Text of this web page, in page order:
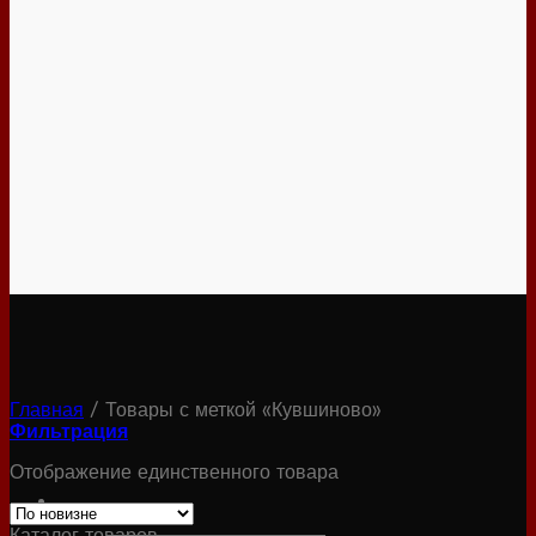
Главная / Товары с меткой «Кувшиново»
Фильтрация
Отображение единственного товара